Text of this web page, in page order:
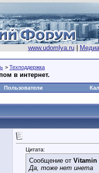
www.udomlya.ru|
> Техподдержка
в интернет.
Пользователи
Цитата:
Сообщение от Vitamin
Да, тоже нет инета